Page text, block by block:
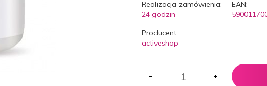
Realizacja zamówienia:
24 godzin
EAN:
Producent:
activeshop